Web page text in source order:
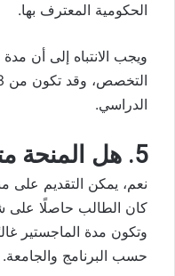
الحكومية المعترف بها.
ويجب الانتباه إلى أن
الدراسي.
5. هل المنحة متاحة للماجستير؟
كان الطالب حاصلًا على
وتكون مدة الماجستير
حسب البرنامج والجامعة.